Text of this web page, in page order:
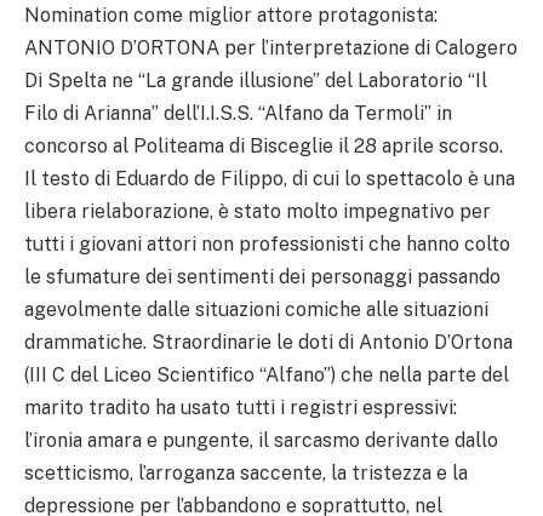
Nomination come miglior attore protagonista:
ANTONIO D’ORTONA per l’interpretazione di Calogero
Di Spelta ne “La grande illusione” del Laboratorio “Il
Filo di Arianna” dell’I.I.S.S. “Alfano da Termoli” in
concorso al Politeama di Bisceglie il 28 aprile scorso.
Il testo di Eduardo de Filippo, di cui lo spettacolo è una
libera rielaborazione, è stato molto impegnativo per
tutti i giovani attori non professionisti che hanno colto
le sfumature dei sentimenti dei personaggi passando
agevolmente dalle situazioni comiche alle situazioni
drammatiche. Straordinarie le doti di Antonio D’Ortona
(III C del Liceo Scientifico “Alfano”) che nella parte del
marito tradito ha usato tutti i registri espressivi:
l’ironia amara e pungente, il sarcasmo derivante dallo
scetticismo, l’arroganza saccente, la tristezza e la
depressione per l’abbandono e soprattutto, nel